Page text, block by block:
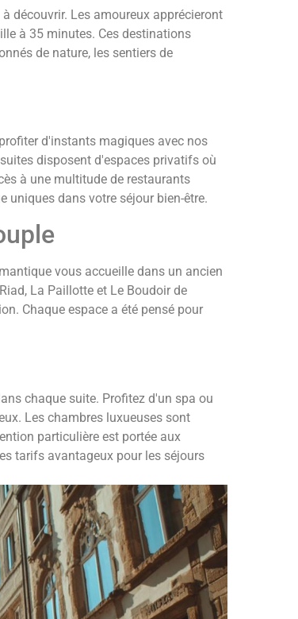
découvrir. Les amoureux apprécieront
à 35 minutes. Ces destinations
de nature, les sentiers de
d'instants magiques avec nos
disposent d'espaces privatifs où
à une multitude de restaurants
uniques dans votre séjour bien-être.
vous accueille dans un ancien
La Paillotte et Le Boudoir de
Chaque espace a été pensé pour
chaque suite. Profitez d'un spa ou
Les chambres luxueuses sont
particulière est portée aux
tarifs avantageux pour les séjours